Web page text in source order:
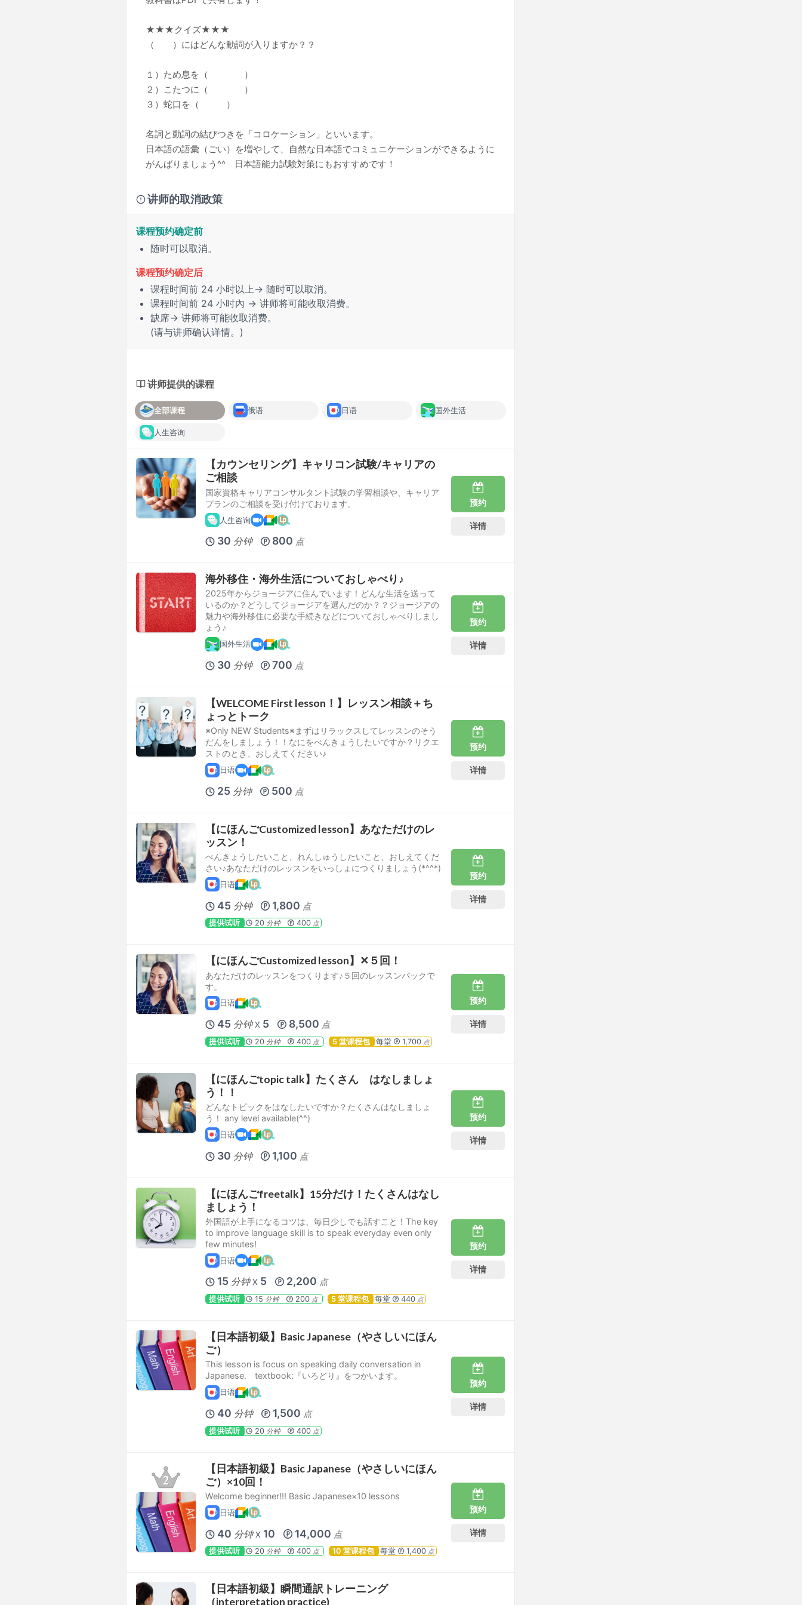
★★★クイズ★★★
（ ）にはどんな動詞が入りますか？？
１）ため息を（ ）
２）こたつに（ ）
３）蛇口を（ ）
名詞と動詞の結びつきを「コロケーション」といいます。
日本語の語彙（ごい）を増やして、自然な日本語でコミュニケーションができるように
がんばりましょう^^ 日本語能力試験対策にもおすすめです！
讲师的取消政策
课程预约确定前
随时可以取消。
课程预约确定后
课程时间前 24 小时以上→ 随时可以取消。
课程时间前 24 小时內 → 讲师将可能收取消费。
缺席→ 讲师将可能收取消费。
(请与讲师确认详情。)
讲师提供的课程
全部课程 俄语 日语 国外生活
人生咨询
【カウンセリング】キャリコン試験/キャリアの
ご相談
国家資格キャリアコンサルタント試験の学習相談や、キャリア
プランのご相談を受け付けております。
人生咨询
30 分钟 800 点
预约
详情
海外移住・海外生活についておしゃべり♪
2025年からジョージアに住んでいます！どんな生活を送って
いるのか？どうしてジョージアを選んだのか？？ジョージアの
魅力や海外移住に必要な手続きなどについておしゃべりしまし
ょう♪
国外生活
30 分钟 700 点
预约
详情
【WELCOME First lesson！】レッスン相談＋ち
ょっとトーク
※Only NEW Students※まずはリラックスしてレッスンのそう
だんをしましょう！！なにをべんきょうしたいですか？リクエ
ストのとき、おしえてください♪
日语
25 分钟 500 点
预约
详情
【にほんごCustomized lesson】あなただけのレ
ッスン！
べんきょうしたいこと、れんしゅうしたいこと、おしえてくだ
さい♪あなただけのレッスンをいっしょにつくりましょう(*^^*)
日语
45 分钟 1,800 点
提供试听 20 分钟 400点
预约
详情
【にほんごCustomized lesson】✕５回！
あなただけのレッスンをつくります♪５回のレッスンパックで
す。
日语
45 分钟 X 5 8,500 点
提供试听 20 分钟 400点 5 堂课程包 每堂 1,700点
预约
详情
【にほんごtopic talk】たくさん はなしましょ
う！！
どんなトピックをはなしたいですか？たくさんはなしましょ
う！ any level available(^^)
日语
30 分钟 1,100 点
预约
详情
【にほんごfreetalk】15分だけ！たくさんはなし
ましょう！
外国語が上手になるコツは、毎日少しでも話すこと！The key
to improve language skill is to speak everyday even only
few minutes!
日语
15 分钟 X 5 2,200 点
提供试听 15 分钟 200点 5 堂课程包 每堂 440点
预约
详情
【日本語初級】Basic Japanese（やさしいにほん
ご）
This lesson is focus on speaking daily conversation in
Japanese. textbook:『いろどり』をつかいます。
日语
40 分钟 1,500 点
提供试听 20 分钟 400点
预约
详情
【日本語初級】Basic Japanese（やさしいにほん
ご）×10回！
Welcome beginner!!! Basic Japanese×10 lessons
日语
40 分钟 X 10 14,000 点
提供试听 20 分钟 400点 10 堂课程包 每堂 1,400点
预约
详情
【日本語初級】瞬間通訳トレーニング
（interpretation practice)